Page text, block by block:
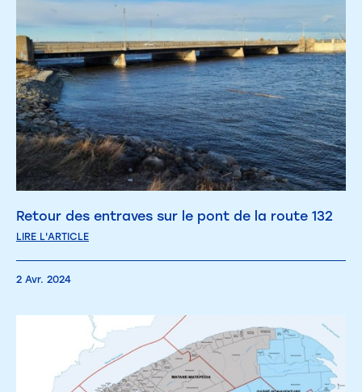
Retour des entraves sur le pont de la route 132
LIRE L'ARTICLE
2 Avr. 2024